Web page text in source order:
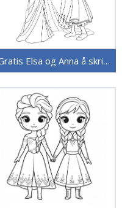
Gratis Elsa og Anna å skrive ut